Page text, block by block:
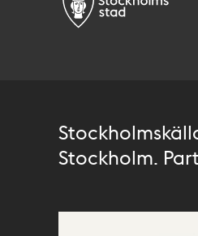
Stockholm.